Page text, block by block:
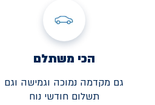
הכי משתלם
גם מקדמה נמוכה וגמישה וגם
תשלום חודשי נוח